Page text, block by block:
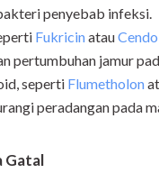
penyebab infeksi.
Fukricinatau
pertumbuhan jamur
seperti Flumetholon
peradangan pada
Gatal